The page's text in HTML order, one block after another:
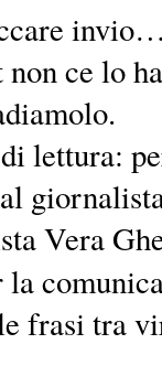
ce lo
lettura:
Vera
la
frasi tra